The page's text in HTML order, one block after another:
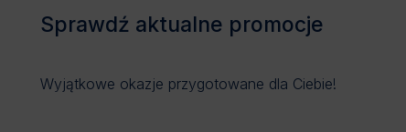
Sprawdź aktualne promocje
Wyjątkowe okazje przygotowane dla Ciebie!